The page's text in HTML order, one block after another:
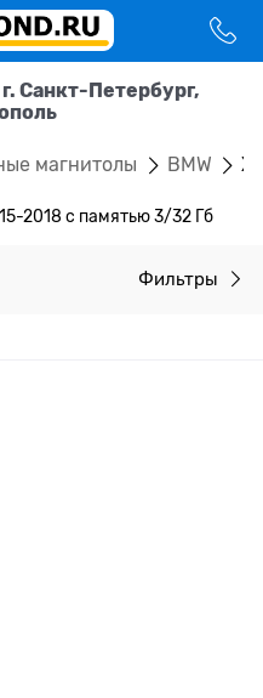
Санкт-Петербург,
магнитолы BMW
2018 с памятью 3/32 Гб
Фильтры